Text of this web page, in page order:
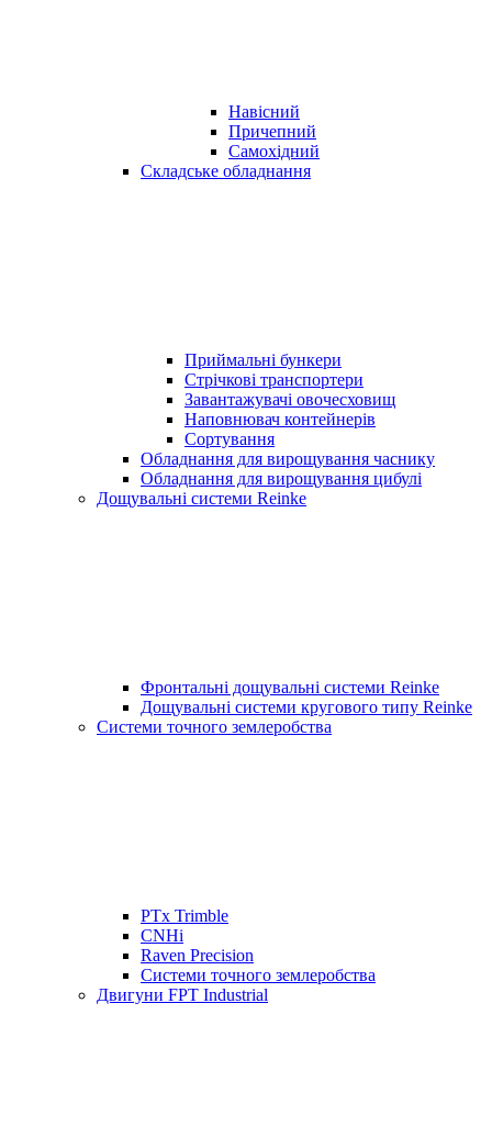
Навісний
Причепний
Самохідний
Складське обладнання
Приймальні бункери
Стрічкові транспортери
Завантажувачі овочесховищ
Наповнювач контейнерів
Сортування
Обладнання для вирощування часнику
Обладнання для вирощування цибулі
Дощувальні системи Reinke
Фронтальні дощувальні системи Reinke
Дощувальні системи кругового типу Reinke
Системи точного землеробства
PTx Trimble
CNHi
Raven Precision
Системи точного землеробства
Двигуни FPT Industrial